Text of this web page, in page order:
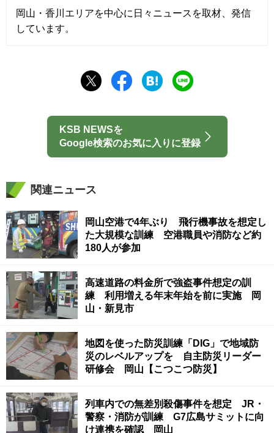
岡山・香川エリアを中心に日々ニュースを取材、発信
しています。
KSB NEWSを
Google検索のお気に入りに登録
関連ニュース
岡山空港で4年ぶり 飛行機事故を想定し
た大規模な訓練 空港職員や消防など約
180人が参加
高速道路の料金所で強盗事件想定の訓
練 利用増える年末年始を前に実施 岡
山・新見市
地図を使った防災訓練「DIG」で地域防
災のレベルアップを 自主防災リーダー
研修会 岡山【こつこつ防災】
列車内での無差別殺傷事件を想定 JR・
警察・消防が訓練 G7広島サミットに向
け連携を確認 岡山